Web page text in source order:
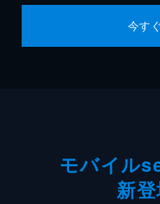
今す
モバイル
新登